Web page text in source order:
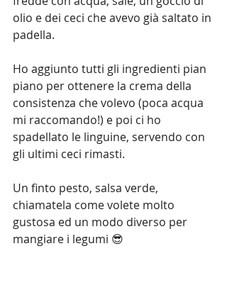
olio e dei ceci che avevo già saltato in
padella.
Ho aggiunto tutti gli ingredienti pian
piano per ottenere la crema della
consistenza che volevo (poca acqua
mi raccomando!) e poi ci ho
spadellato le linguine, servendo con
gli ultimi ceci rimasti.
Un finto pesto, salsa verde,
chiamatela come volete molto
gustosa ed un modo diverso per
mangiare i legumi 😎